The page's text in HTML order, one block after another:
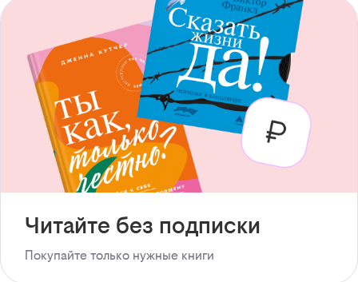
Читайте без подписки
Покупайте только нужные книги